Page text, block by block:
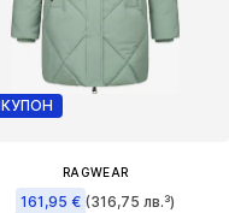
КУПОН
RAGWEAR
161,95 € (316,75 лв.³)